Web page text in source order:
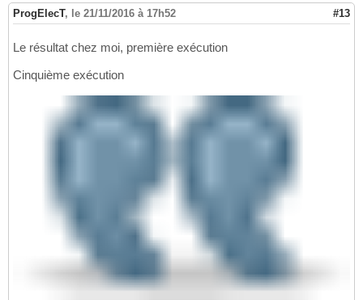
17
Call CopyToClipboard & vbNewLine &
ProgElecT, le 21/11/2016 à 17h52 #13
Le résultat chez moi, première exécution
Cinquième exécution